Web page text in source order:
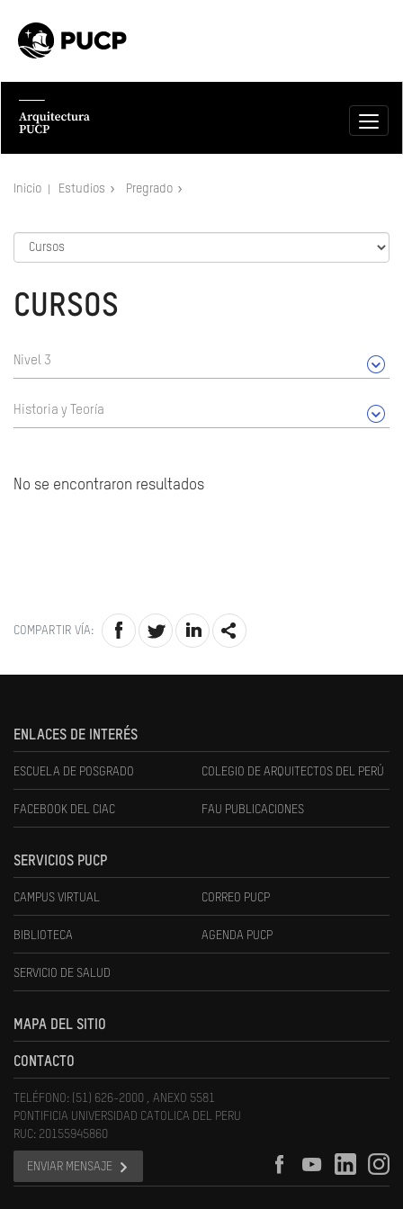
Inicio Estudios Pregrado
CURSOS
Nivel 3
Historia y Teoría
No se encontraron resultados
COMPARTIR VÍA:
ENLACES DE INTERÉS
ESCUELA DE POSGRADO COLEGIO DE ARQUITECTOS DEL PERÚ
FACEBOOK DEL CIAC FAU PUBLICACIONES
SERVICIOS PUCP
CAMPUS VIRTUAL CORREO PUCP
BIBLIOTECA AGENDA PUCP
SERVICIO DE SALUD
MAPA DEL SITIO
CONTACTO
TELÉFONO: (51) 626-2000 , ANEXO 5581
PONTIFICIA UNIVERSIDAD CATOLICA DEL PERU
RUC: 20155945860
ENVIAR MENSAJE